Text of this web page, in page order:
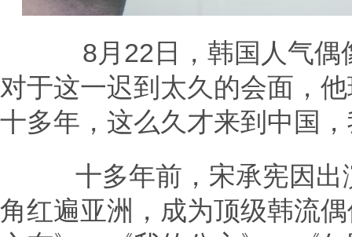
8月22日，韩国人气偶
对于这一迟到太久的会面，
十多年，这么久才来到中国
十多年前，宋承宪因出
角红遍亚洲，成为顶级韩流